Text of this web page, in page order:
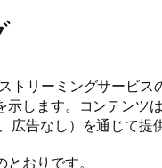
トリーミングサービス
示します。コンテンツ
広告なし）を通じて提
おりです。